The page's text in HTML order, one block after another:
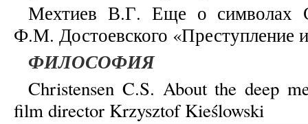
Мехтиев В.Г. Еще о символах
Ф.М. Достоевского «Преступление
ФИЛОСОФИЯ
Christensen C.S. About the deep
film director Krzysztof Kieślowski